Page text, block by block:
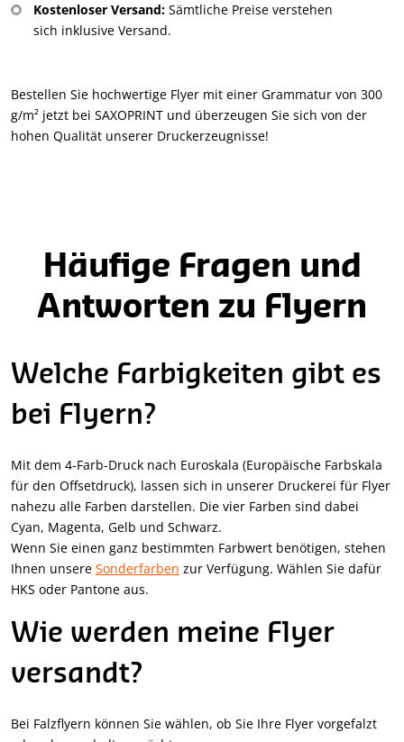
Kostenloser Versand: Sämtliche Preise verstehen
sich inklusive Versand.
Bestellen Sie hochwertige Flyer mit einer Grammatur von 300
g/m² jetzt bei SAXOPRINT und überzeugen Sie sich von der
hohen Qualität unserer Druckerzeugnisse!
Häufige Fragen und
Antworten zu Flyern
Welche Farbigkeiten gibt es
bei Flyern?
Mit dem 4-Farb-Druck nach Euroskala (Europäische Farbskala
für den Offsetdruck), lassen sich in unserer Druckerei für Flyer
nahezu alle Farben darstellen. Die vier Farben sind dabei
Cyan, Magenta, Gelb und Schwarz.
Wenn Sie einen ganz bestimmten Farbwert benötigen, stehen
Ihnen unsere Sonderfarben zur Verfügung. Wählen Sie dafür
HKS oder Pantone aus.
Wie werden meine Flyer
versandt?
Bei Falzflyern können Sie wählen, ob Sie Ihre Flyer vorgefalzt